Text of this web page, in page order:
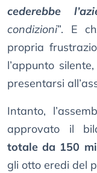
cederebbe
condizioni”. E
propria
l’appunto
presentarsi
Intanto,
approvato il
totale da 150
gli otto eredi del